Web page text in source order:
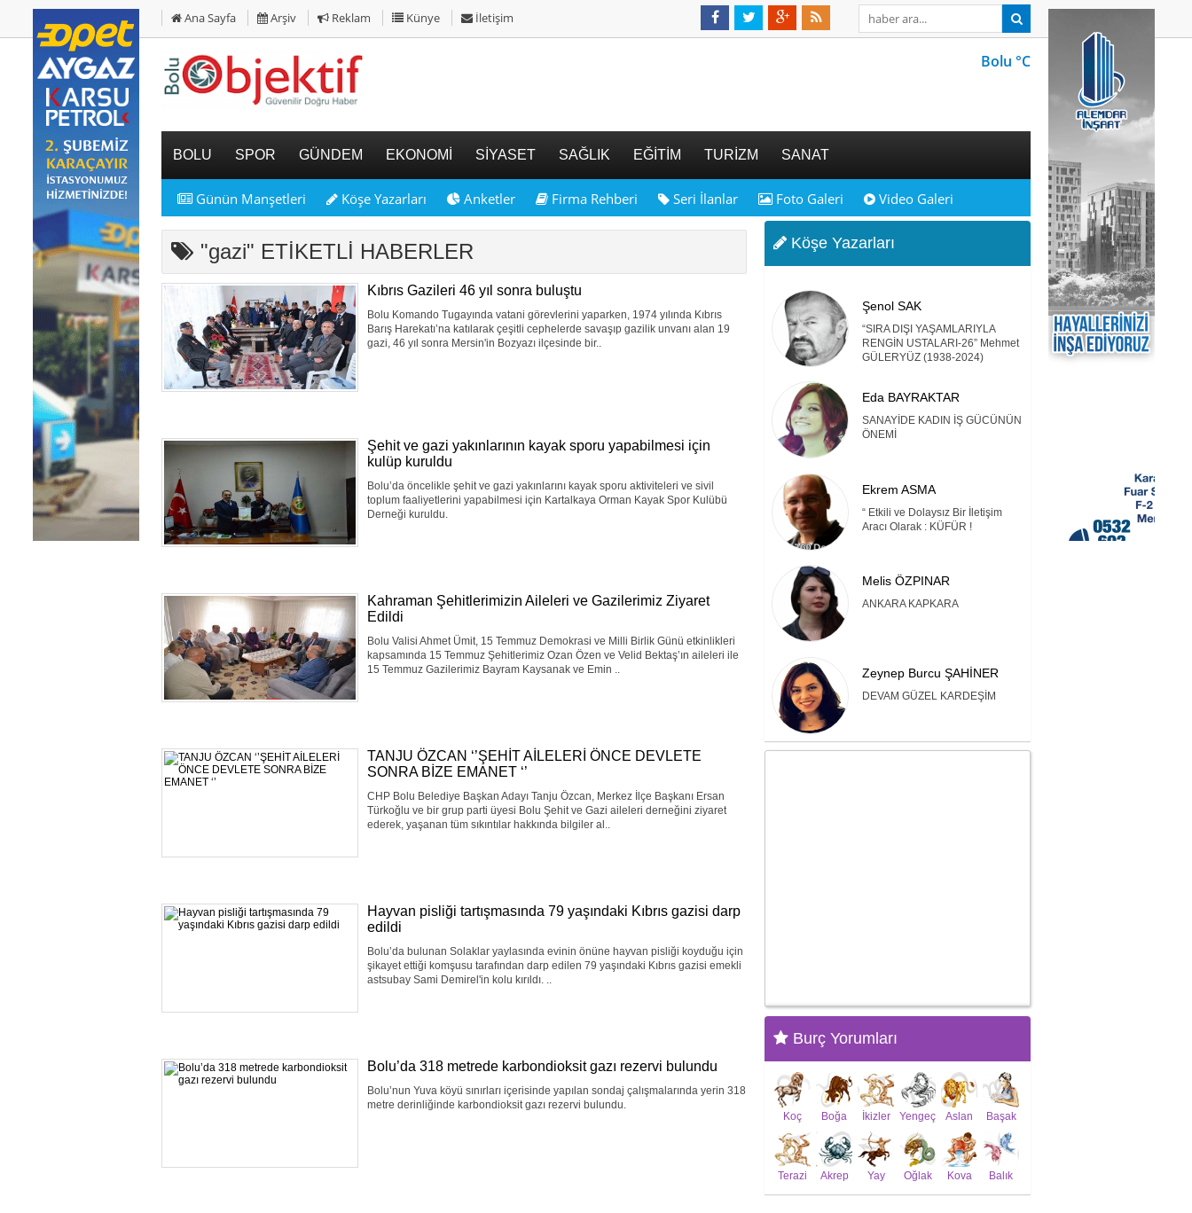
Ana Sayfa Arşiv Reklam Künye İletişim
Bolu °C
BOLU SPOR GÜNDEM EKONOMİ SİYASET SAĞLIK EĞİTİM TURİZM SANAT
Günün Manşetleri Köşe Yazarları Anketler Firma Rehberi Seri İlanlar Foto Galeri Video Galeri
"gazi" ETİKETLİ HABERLER
Kıbrıs Gazileri 46 yıl sonra buluştu
Bolu Komando Tugayında vatani görevlerini yaparken, 1974 yılında Kıbrıs
Barış Harekatı’na katılarak çeşitli cephelerde savaşıp gazilik unvanı alan 19
gazi, 46 yıl sonra Mersin'in Bozyazı ilçesinde bir..
Şehit ve gazi yakınlarının kayak sporu yapabilmesi için
kulüp kuruldu
Bolu’da öncelikle şehit ve gazi yakınlarını kayak sporu aktiviteleri ve sivil
toplum faaliyetlerini yapabilmesi için Kartalkaya Orman Kayak Spor Kulübü
Derneği kuruldu.
Kahraman Şehitlerimizin Aileleri ve Gazilerimiz Ziyaret
Edildi
Bolu Valisi Ahmet Ümit, 15 Temmuz Demokrasi ve Milli Birlik Günü etkinlikleri
kapsamında 15 Temmuz Şehitlerimiz Ozan Özen ve Velid Bektaş’ın aileleri ile
15 Temmuz Gazilerimiz Bayram Kaysanak ve Emin ..
TANJU ÖZCAN ‘’ŞEHİT AİLELERİ ÖNCE DEVLETE
SONRA BİZE EMANET ‘’
CHP Bolu Belediye Başkan Adayı Tanju Özcan, Merkez İlçe Başkanı Ersan
Türkoğlu ve bir grup parti üyesi Bolu Şehit ve Gazi aileleri derneğini ziyaret
ederek, yaşanan tüm sıkıntılar hakkında bilgiler al..
Hayvan pisliği tartışmasında 79 yaşındaki Kıbrıs gazisi darp
edildi
Bolu’da bulunan Solaklar yaylasında evinin önüne hayvan pisliği koyduğu için
şikayet ettiği komşusu tarafından darp edilen 79 yaşındaki Kıbrıs gazisi emekli
astsubay Sami Demirel'in kolu kırıldı. ..
Bolu’da 318 metrede karbondioksit gazı rezervi bulundu
Bolu’nun Yuva köyü sınırları içerisinde yapılan sondaj çalışmalarında yerin 318
metre derinliğinde karbondioksit gazı rezervi bulundu.
Köşe Yazarları
Şenol SAK
“SIRA DIŞI YAŞAMLARIYLA
RENGİN USTALARI-26” Mehmet
GÜLERYÜZ (1938-2024)
Eda BAYRAKTAR
SANAYİDE KADIN İŞ GÜCÜNÜN
ÖNEMİ
Ekrem ASMA
“ Etkili ve Dolaysız Bir İletişim
Aracı Olarak : KÜFÜR !
Melis ÖZPINAR
ANKARA KAPKARA
Zeynep Burcu ŞAHİNER
DEVAM GÜZEL KARDEŞİM
Burç Yorumları
Koç Boğa İkizler Yengeç Aslan Başak
Terazi Akrep Yay Oğlak Kova Balık